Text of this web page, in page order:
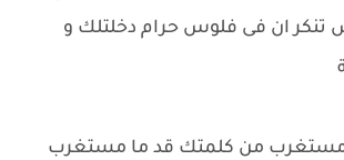
تنكر ان فى فلوس حرام دخلتلك و
من كلمتك قد ما مستغرب